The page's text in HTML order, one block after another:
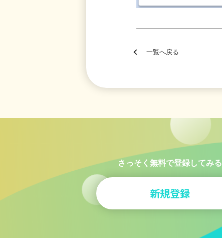
一覧へ戻る
さっそく無料で登録してみる
新規登録